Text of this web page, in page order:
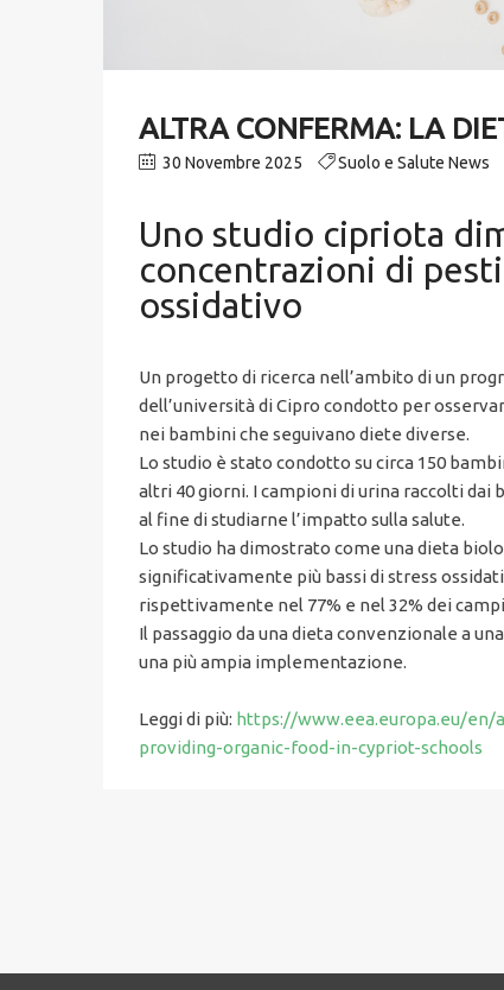
ALTRA CONFERMA: LA
30 Novembre 2025 Suolo e Salute News
Uno studio cipriota
concentrazioni di
ossidativo
Un progetto di ricerca nell’ambito di un
dell’università di Cipro condotto per
nei bambini che seguivano diete diverse.
Lo studio è stato condotto su circa 150
altri 40 giorni. I campioni di urina raccolti
al fine di studiarne l’impatto sulla salute.
Lo studio ha dimostrato come una dieta
significativamente più bassi di stress
rispettivamente nel 77% e nel 32% dei
Il passaggio da una dieta convenzionale a
una più ampia implementazione.
Leggi di più: https://www.eea.europa.eu/
providing-organic-food-in-cypriot-schools